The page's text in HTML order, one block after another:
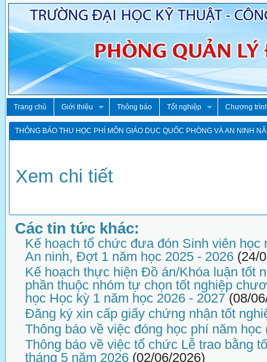
Trang chủ Giới thiệu Thông báo Tốt nghiệp Chương
THÔNG BÁO THU HỌC PHÍ MÔN GIÁO DỤC QUỐC PHÒNG VÀ AN NINH
Xem chi tiết
Các tin tức khác:
Kế hoạch tổ chức đưa đón Sinh viên học
An ninh, Đợt 1 năm học 2025 - 2026 (24/
Kế hoạch thực hiện Đồ án/Khóa luận tốt
phần thuộc nhóm tự chọn tốt nghiệp
học Học kỳ 1 năm học 2026 - 2027 (08/
Đăng ký xin cấp giấy chứng nhận tốt
Thông báo về việc đóng học phí năm học
Thông báo về việc tổ chức Lễ trao bằng
tháng 5 năm 2026 (02/06/2026)